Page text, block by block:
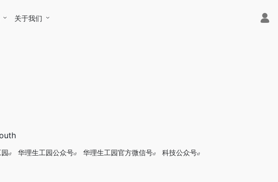
关于我们
华理生工园公众号 华理生工园官方微信号 科技公众号